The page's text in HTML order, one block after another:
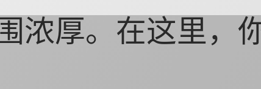
浓厚。在这里，